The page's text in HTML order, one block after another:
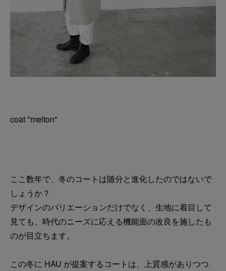
coat "melton"
ここ数年で、冬のコートは随分と進化したのではないで
しょうか？
デザインのバリエーションだけでなく、生地に着目して
見ても、時代のニーズに応える機能面の改良を施したも
のが目立ちます。
この冬に HAU が提案するコートは、上質感がありつつ